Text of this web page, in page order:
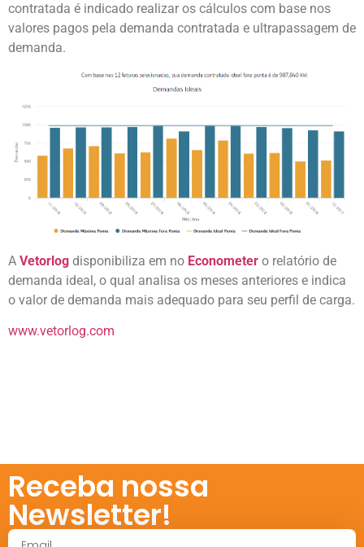
contratada é indicado realizar os cálculos com base nos
valores pagos pela demanda contratada e ultrapassagem de
demanda.
A Vetorlog disponibiliza em no Econometer o relatório de
demanda ideal, o qual analisa os meses anteriores e indica
o valor de demanda mais adequado para seu perfil de carga.
www.vetorlog.com
Receba nossa
Newsletter!